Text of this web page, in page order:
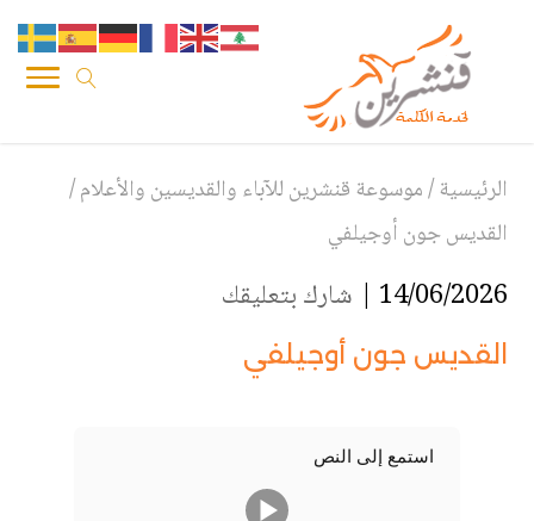
الرئيسية/موسوعة قنشرين للآباء والقديسين والأعلام/
القديس جون أوجيلفي
14/06/2026 | شارك بتعليقك
القديس جون أوجيلفي
استمع إلى النص